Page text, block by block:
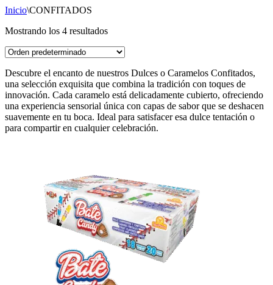
Inicio\CONFITADOS
Mostrando los 4 resultados
Descubre el encanto de nuestros Dulces o Caramelos Confitados,
una selección exquisita que combina la tradición con toques de
innovación. Cada caramelo está delicadamente cubierto, ofreciendo
una experiencia sensorial única con capas de sabor que se deshacen
suavemente en tu boca. Ideal para satisfacer esa dulce tentación o
para compartir en cualquier celebración.